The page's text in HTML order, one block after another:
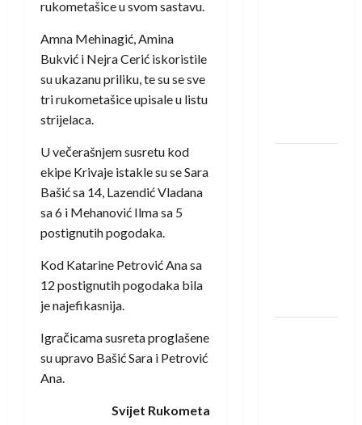
rukometašice u svom sastavu.
Amna Mehinagić, Amina
Bukvić i Nejra Cerić iskoristile
su ukazanu priliku, te su se sve
tri rukometašice upisale u listu
strijelaca.
U večerašnjem susretu kod
ekipe Krivaje istakle su se Sara
Bašić sa 14, Lazendić Vladana
sa 6 i Mehanović Ilma sa 5
postignutih pogodaka.
Kod Katarine Petrović Ana sa
12 postignutih pogodaka bila
je najefikasnija.
Igračicama susreta proglašene
su upravo Bašić Sara i Petrović
Ana.
Svijet Rukometa